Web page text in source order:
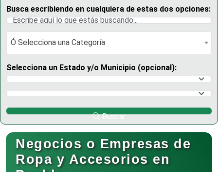
Busca escribiendo en cualquiera de estas dos opciones:
Ó Selecciona una Categoría
Ó Selecciona una Categoría
Selecciona un Estado y/o Municipio (opcional):
Selecciona un Estado
Selecciona un Municipio
Buscar
Negocios o Empresas de
Ropa y Accesorios en